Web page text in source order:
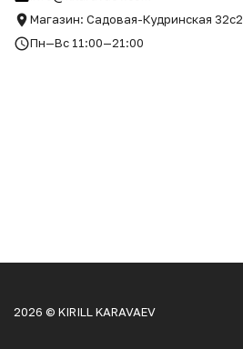
Магазин: Садовая-Кудринская 32с2
Пн—Вс 11:00—21:00
2026 © KIRILL KARAVAEV